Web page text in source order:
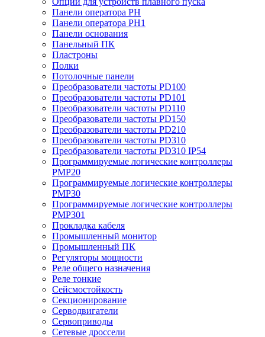
Панели оператора PH
Панели оператора PH1
Панели основания
Панельный ПК
Пластроны
Полки
Потолочные панели
Преобразователи частоты PD100
Преобразователи частоты PD101
Преобразователи частоты PD110
Преобразователи частоты PD150
Преобразователи частоты PD210
Преобразователи частоты PD310
Преобразователи частоты PD310 IP54
Программируемые логические контроллеры
PMP20
Программируемые логические контроллеры
PMP30
Программируемые логические контроллеры
PMP301
Прокладка кабеля
Промышленный монитор
Промышленный ПК
Регуляторы мощности
Реле общего назначения
Реле тонкие
Сейсмостойкость
Секционирование
Серводвигатели
Сервоприводы
Сетевые дроссели